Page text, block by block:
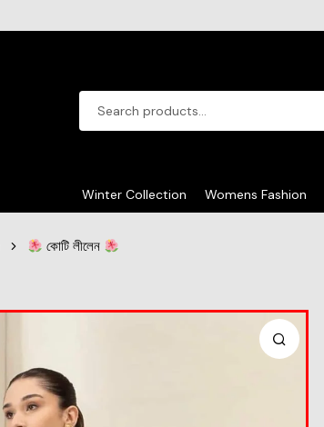
Winter Collection Womens Fashion
কোটি লীলেন